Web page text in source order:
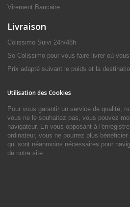
Virement Bancaire
Livraison
Colissimo Suivi 24h/48h
So Colissimo pour vous faire livrer où
Prix adapté suivant le poids et la
Utilisation des Cookies
Pour vous garantir un service de qualité,
vous ne le souhaitez pas, vous pouvez
navigateur. En vous opposant à
ordinateur, vous ne pourrez plus
qui sont néanmoins nécessaires pour
de notre site